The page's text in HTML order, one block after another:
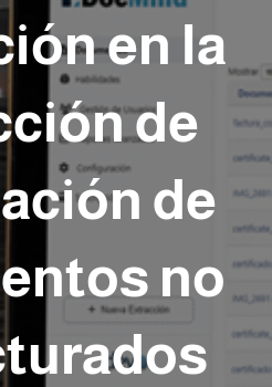
en la
de
de
no